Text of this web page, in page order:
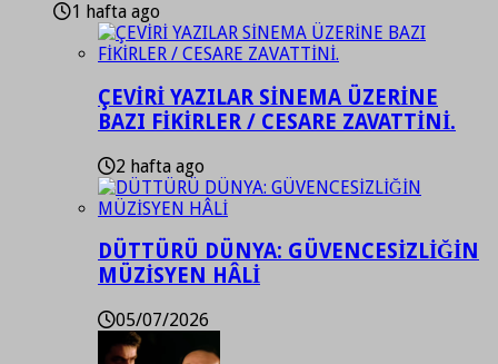
1 hafta ago
ÇEVİRİ YAZILAR SİNEMA ÜZERİNE
BAZI FİKİRLER / CESARE ZAVATTİNİ.
2 hafta ago
DÜTTÜRÜ DÜNYA: GÜVENCESİZLİĞİN
MÜZİSYEN HÂLİ
05/07/2026